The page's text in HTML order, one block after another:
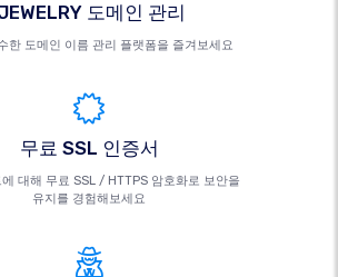
도메인 관리
한 도메인 이름 관리 플랫폼을 즐겨보세요
무료 SSL 인증서
대해 무료 SSL / HTTPS 암호화로 보안을
유지를 경험해보세요